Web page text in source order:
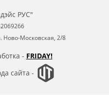
РУС"
Ново-Московская, 2/8
- FRIDAY!
сайта -